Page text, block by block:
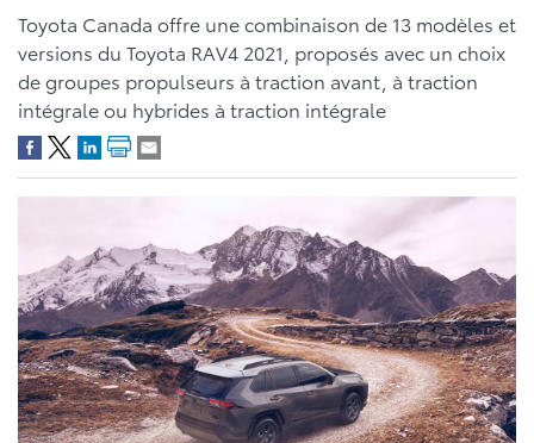
Toyota Canada offre une combinaison de 13 modèles et
versions du Toyota RAV4 2021, proposés avec un choix
de groupes propulseurs à traction avant, à traction
intégrale ou hybrides à traction intégrale